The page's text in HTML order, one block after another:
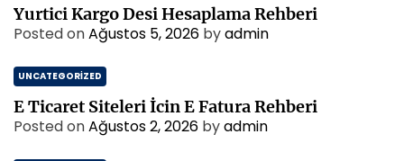
Yurtici Kargo Desi Hesaplama Rehberi
Posted onAğustos 5, 2026 byadmin
UNCATEGORIZED
E Ticaret Siteleri İcin E Fatura Rehberi
Posted onAğustos 2, 2026 byadmin